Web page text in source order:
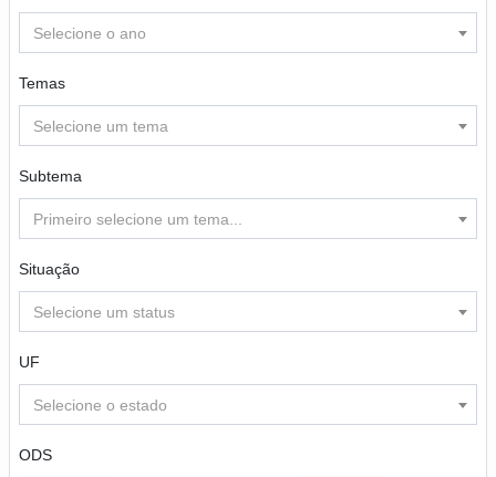
Selecione o ano
Temas
Selecione um tema
Subtema
Primeiro selecione um tema...
Situação
Selecione um status
UF
Selecione o estado
ODS